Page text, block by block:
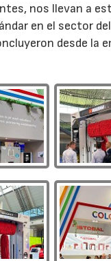
nos llevan a
en el sector
desde la